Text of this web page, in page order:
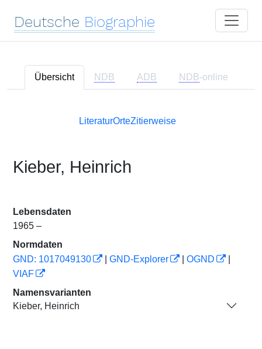
Deutsche Biographie
Übersicht NDB ADB NDB-online
LiteraturOrteZitierweise
Kieber, Heinrich
Lebensdaten
1965 –
Normdaten
GND: 1017049130
GND-Explorer OGND
VIAF
Namensvarianten
Kieber, Heinrich